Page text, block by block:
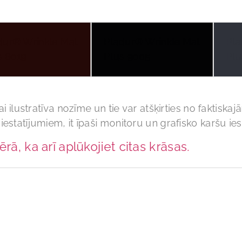
ilustratīva nozīme un tie var atšķirties no
it īpaši monitoru un grafisko karšu
ka arī aplūkojiet citas krāsas.